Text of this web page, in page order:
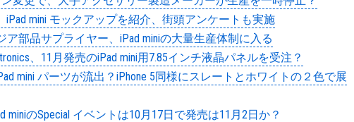
iPad mini モックアップを紹介、街頭アンケートも実施
ア部品サプライヤー、iPad miniの大量生産体制に入る
、11月発売のiPad mini用7.85インチ液晶パネルを受注？
mini パーツが流出？iPhone 5同様にスレートとホワイトの２色で展
miniのSpecial イベントは10月17日で発売は11月2日か？